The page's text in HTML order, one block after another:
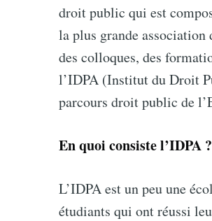
droit public qui est
la plus grande association
des colloques, des
l’IDPA (Institut du Droit
parcours droit public de
En quoi consiste l’IDPA ?
L’IDPA est un peu une
étudiants qui ont réussi